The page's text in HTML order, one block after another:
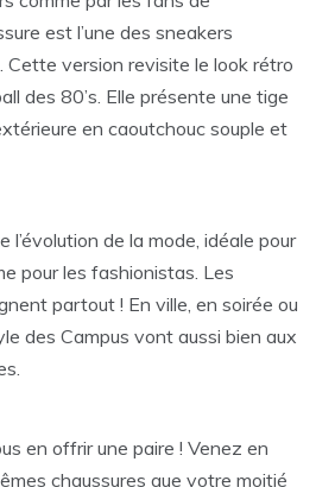
est l’une des sneakers
Cette version revisite le look rétro
des 80’s. Elle présente une tige
en caoutchouc souple et
de la mode, idéale pour
pour les fashionistas. Les
partout ! En ville, en soirée ou
des Campus vont aussi bien aux
en offrir une paire ! Venez en
chaussures que votre moitié